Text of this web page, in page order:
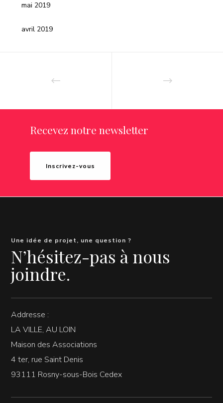
mai 2019
avril 2019
Recevez notre newsletter
Inscrivez-vous
Une idée de projet, une question ?
N’hésitez-pas à nous
joindre.
Addresse :
LA VILLE, AU LOIN
Maison des Associations
4 ter, rue Saint Denis
93111 Rosny-sous-Bois Cedex